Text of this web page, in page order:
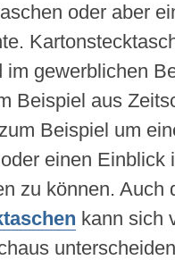
oder aber
im gewerblichen
Beispiel aus
Beispiel um
einen Einblick
zu können. Auch
kann sich